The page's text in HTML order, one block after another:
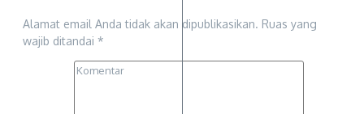
Alamat email Anda tidak akan dipublikasikan. Ruas yang
wajib ditandai *